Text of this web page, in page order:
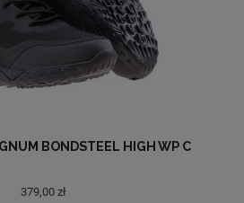
BONDSTEEL HIGH WP C
379,00 zł